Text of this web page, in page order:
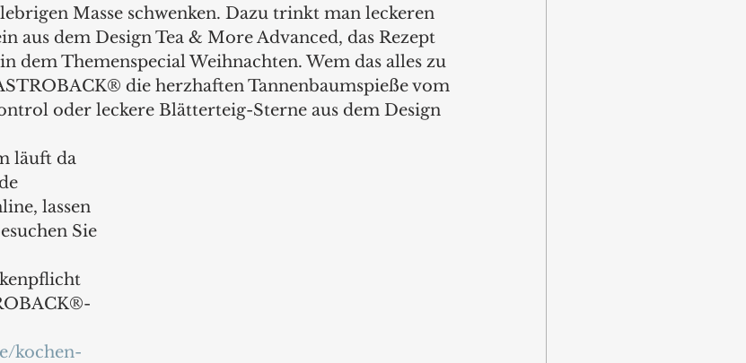
Masse schwenken. Dazu trinkt man leckeren
aus dem Design Tea & More Advanced, das Rezept
dem Themenspecial Weihnachten. Wem das alles zu
die herzhaften Tannenbaumspieße vom
oder leckere Blätterteig-Sterne aus dem Design
läuft da
lassen
Sie
kochen-